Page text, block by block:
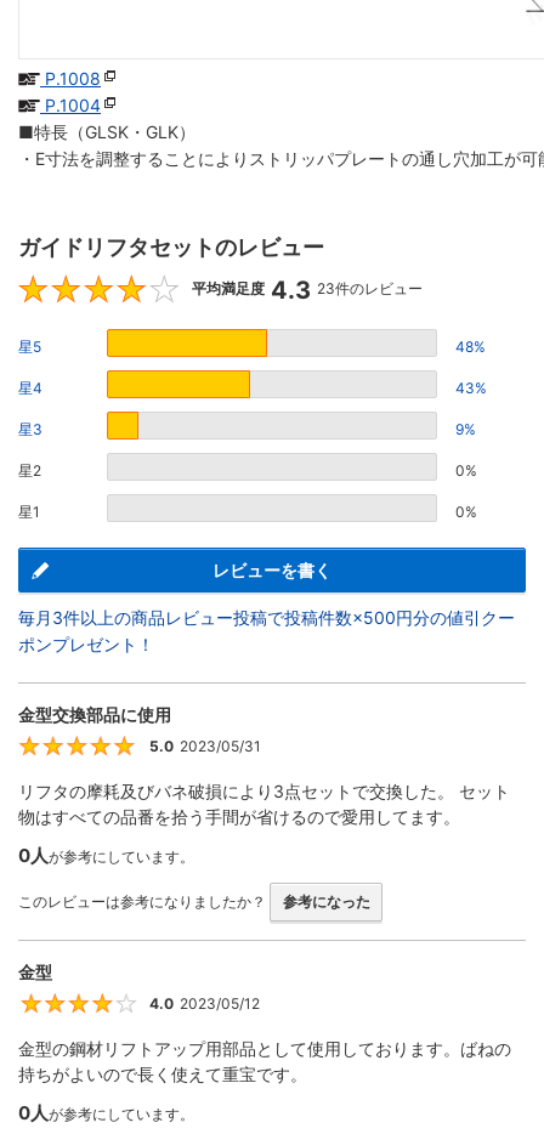
P.1008
P.1004
■特長（GLSK・GLK）
・E寸法を調整することによりストリッパプレートの通し穴加工が
ガイドリフタセットのレビュー
4.3
平均満足度 4.3 23件のレビュー
星5 48%
星4 43%
星3 9%
星2 0%
星1 0%
レビューを書く
毎月3件以上の商品レビュー投稿で投稿件数×500円分の値引クー
ポンプレゼント！
金型交換部品に使用
5
5.0 2023/05/31
リフタの摩耗及びバネ破損により3点セットで交換した。 セット
物はすべての品番を拾う手間が省けるので愛用してます。
0人が参考にしています。
このレビューは参考になりましたか？ 参考になった
金型
4
4.0 2023/05/12
金型の鋼材リフトアップ用部品として使用しております。ばねの
持ちがよいので長く使えて重宝です。
0人が参考にしています。